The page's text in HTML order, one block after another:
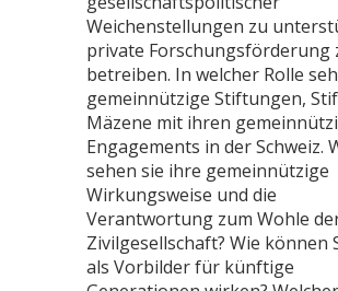
Weichenstellungen zu
private Forschungsförderung
betreiben. In welcher Rolle
gemeinnützige Stiftungen,
Mäzene mit ihren
Engagements in der Schweiz.
sehen sie ihre gemeinnützige
Wirkungsweise und die
Verantwortung zum Wohle
Zivilgesellschaft? Wie können
als Vorbilder für künftige